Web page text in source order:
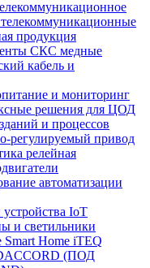
продукция
СКС медные
кабель и
и мониторинг
решения для ЦОД
и процессов
регулируемый привод
релейная
автоматизации
IoT
и светильники
Smart Home iTEQ
(ПОД